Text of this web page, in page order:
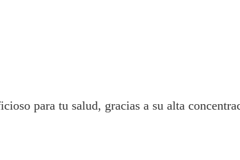
para tu salud, gracias a su alta